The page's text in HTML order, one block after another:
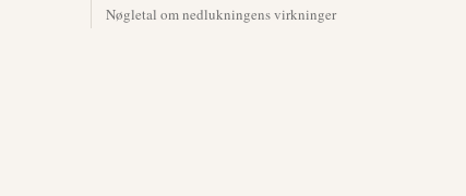
Nøgletal om nedlukningens virkninger